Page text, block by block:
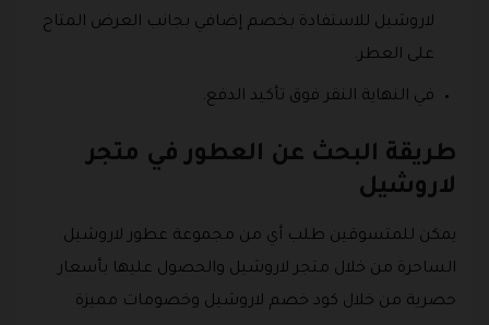
لاروشيل للاستفادة بخصم إضافي بجانب العرض المتاح
على العطر.
في النهاية النقر فوق تأكيد الدفع.
طريقة البحث عن العطور في متجر
لاروشيل
يمكن للمتسوقين طلب أي من مجموعة عطور لاروشيل
الساحرة من خلال متجر لاروشيل والحصول عليها بأسعار
حصرية من خلال كود خصم لاروشيل وخصومات مميزة